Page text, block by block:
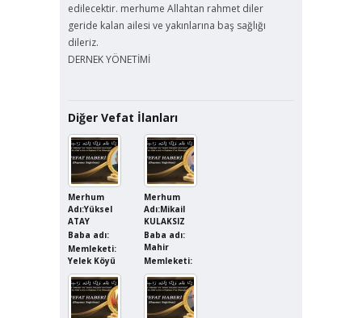
edilecektir. merhume Allahtan rahmet diler
geride kalan ailesi ve yakınlarına baş sağlığı
dileriz.
DERNEK YÖNETİMİ
Diğer Vefat İlanları
Merhum
Adı:Yüksel
ATAY
Baba adı:
Memleketi:
Yelek Köyü
Merhum
Adı:Mikail
KULAKSIZ
Baba adı:
Mahir
Memleketi: